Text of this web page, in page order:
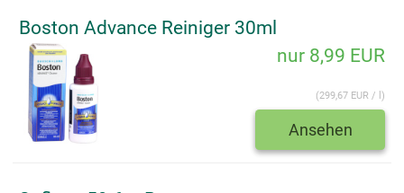
Boston Advance Reiniger 30ml
nur 8,99 EUR
(299,67 EUR / l)
Ansehen